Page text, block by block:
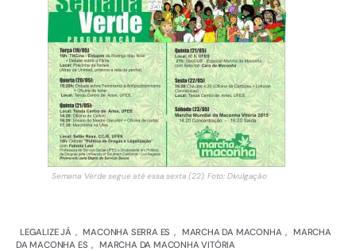
Semana Verde segue até essa sexta (22). Foto: Divulgação
LEGALIZE JÁ , MACONHA SERRA ES , MARCHA DA MACONHA , MARCHA
DA MACONHA ES , MARCHA DA MACONHA VITÓRIA